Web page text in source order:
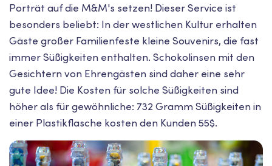
Porträt auf die M&M's setzen! Dieser Service ist
besonders beliebt: In der westlichen Kultur erhalten
Gäste großer Familienfeste kleine Souvenirs, die fast
immer Süßigkeiten enthalten. Schokolinsen mit den
Gesichtern von Ehrengästen sind daher eine sehr
gute Idee! Die Kosten für solche Süßigkeiten sind
höher als für gewöhnliche: 732 Gramm Süßigkeiten in
einer Plastikflasche kosten den Kunden 55$.